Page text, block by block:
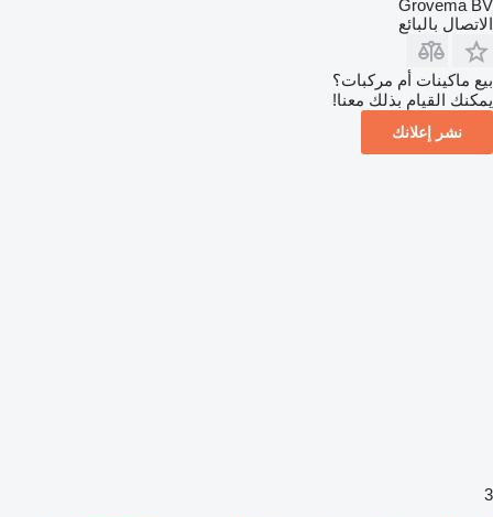
Grovema BV
الاتصال بالبائع
بيع ماكينات أم مركبات؟
يمكنك القيام بذلك معنا!
نشر إعلانك
3